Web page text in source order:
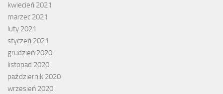
kwiecień 2021
marzec 2021
luty 2021
styczeń 2021
grudzień 2020
listopad 2020
październik 2020
wrzesień 2020